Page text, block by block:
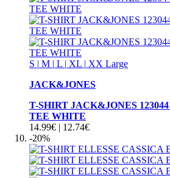
S | M | L | XL | XX Large
JACK&JONES
T-SHIRT JACK&JONES
TEE WHITE
14.99€ | 12.74€
-20%